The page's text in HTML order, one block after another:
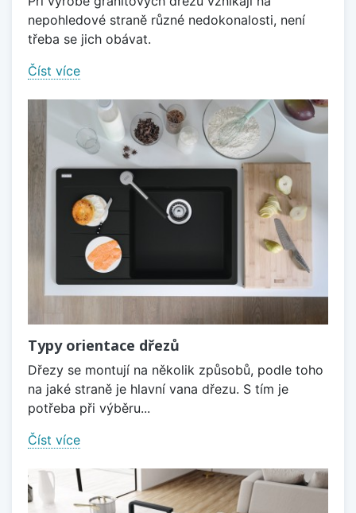
nepohledové straně různé nedokonalosti, není
třeba se jich obávat.
Číst více
Typy orientace dřezů
Dřezy se montují na několik způsobů, podle toho
na jaké straně je hlavní vana dřezu. S tím je
potřeba při výběru...
Číst více